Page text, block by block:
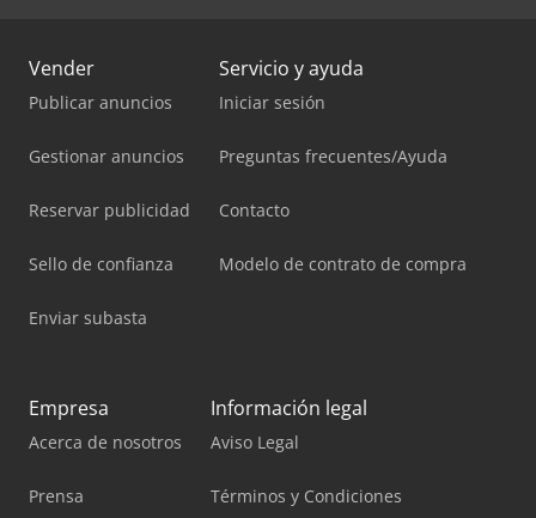
Vender
Publicar anuncios
Gestionar anuncios
Reservar publicidad
Sello de confianza
Enviar subasta
Servicio y ayuda
Iniciar sesión
Preguntas frecuentes/Ayuda
Contacto
Modelo de contrato de compra
Empresa
Acerca de nosotros
Prensa
Información legal
Aviso Legal
Términos y Condiciones